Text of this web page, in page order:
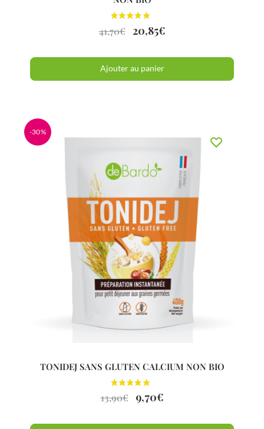
41,70€ 20,85€
Ajouter au panier
-30%
TONIDEJ SANS GLUTEN CALCIUM NON BIO
13,90€ 9,70€